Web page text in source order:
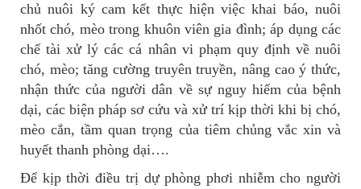
chủ nuôi ký cam kết thực hiện việc khai báo, nuôi
nhốt chó, mèo trong khuôn viên gia đình; áp dụng các
chế tài xử lý các cá nhân vi phạm quy định về nuôi
chó, mèo; tăng cường truyên truyền, nâng cao ý thức,
nhận thức của người dân về sự nguy hiểm của bệnh
dại, các biện pháp sơ cứu và xử trí kịp thời khi bị chó,
mèo cắn, tầm quan trọng của tiêm chủng vắc xin và
huyết thanh phòng dại….
Để kịp thời điều trị dự phòng phơi nhiễm cho người